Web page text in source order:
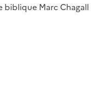
biblique Marc Chagall